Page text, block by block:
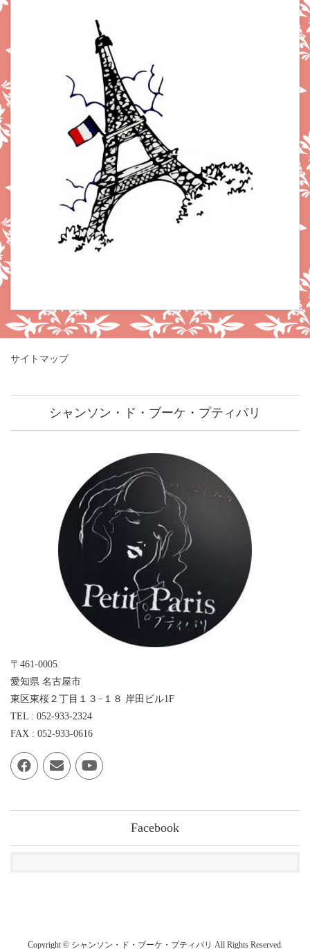
サイトマップ
シャンソン・ド・ブーケ・プティパリ
〒461-0005
愛知県 名古屋市
東区東桜２丁目１３−１８ 岸田ビル1F
TEL : 052-933-2324
FAX : 052-933-0616
Facebook
Copyright © シャンソン・ド・ブーケ・プティパリ All Rights Reserved.